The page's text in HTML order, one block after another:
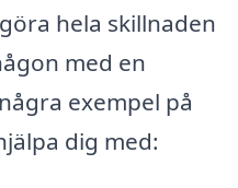
hela skillnaden
med en
exempel på
dig med: